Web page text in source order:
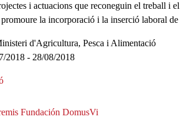
i actuacions que reconeguin el treball i
la incorporació i la inserció laboral
d'Agricultura, Pesca i Alimentació
2018 - 28/08/2018
Fundación DomusVi